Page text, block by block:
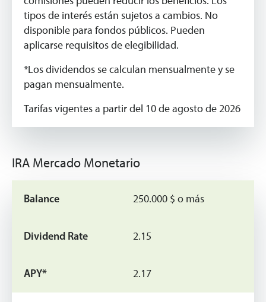
tipos de interés están sujetos a cambios. No
disponible para fondos públicos. Pueden
aplicarse requisitos de elegibilidad.
*Los dividendos se calculan mensualmente y se
pagan mensualmente.
Tarifas vigentes a partir del 10 de agosto de 2026
IRA Mercado Monetario
250.000 $ o más
2.15
2.17